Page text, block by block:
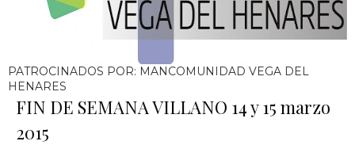
PATROCINADOS POR: MANCOMUNIDAD VEGA DEL
HENARES
FIN DE SEMANA VILLANO 14 y 15 marzo
2015